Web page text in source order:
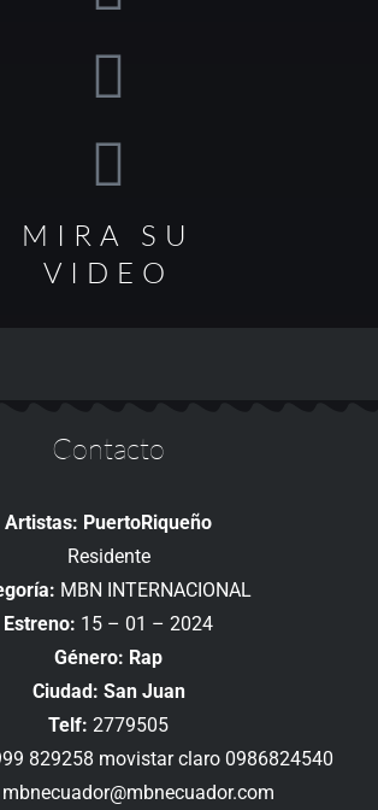
MIRA SU
VIDEO
Contacto
Artistas: PuertoRiqueño
Residente
MBN INTERNACIONAL
Estreno: 15 – 01 – 2024
Género: Rap
Ciudad: San Juan
Telf: 2779505
829258 movistar claro 0986824540
mbnecuador@mbnecuador.com